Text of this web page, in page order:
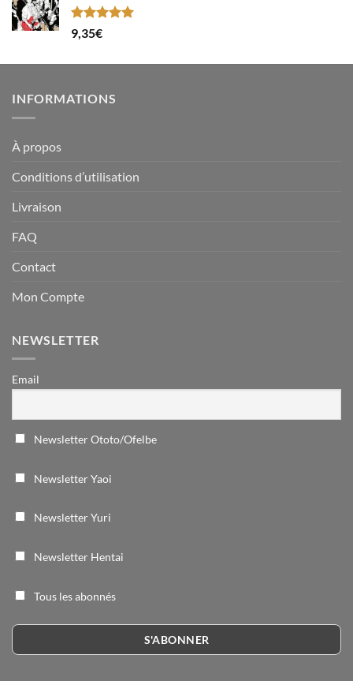
Note5.00
sur 5
9,35€
INFORMATIONS
À propos
Conditions d’utilisation
Livraison
FAQ
Contact
Mon Compte
NEWSLETTER
Email
Newsletter Ototo/Ofelbe
Newsletter Yaoi
Newsletter Yuri
Newsletter Hentai
Tous les abonnés